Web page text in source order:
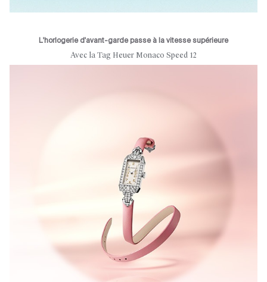
L'horlogerie d'avant-garde passe à la vitesse supérieure
Avec la Tag Heuer Monaco Speed 12